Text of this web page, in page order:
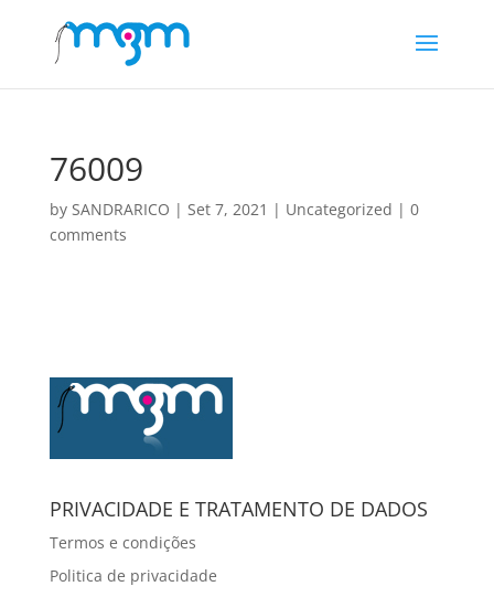
76009
by SANDRARICO | Set 7, 2021 | Uncategorized | 0
comments
PRIVACIDADE E TRATAMENTO DE DADOS
Termos e condições
Politica de privacidade